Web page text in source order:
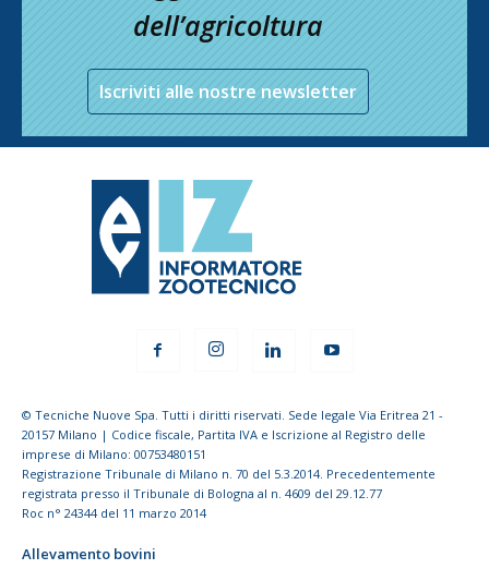
dell’agricoltura
Iscriviti alle nostre newsletter
© Tecniche Nuove Spa. Tutti i diritti riservati. Sede legale Via Eritrea 21 -
20157 Milano | Codice fiscale, Partita IVA e Iscrizione al Registro delle
imprese di Milano: 00753480151
Registrazione Tribunale di Milano n. 70 del 5.3.2014. Precedentemente
registrata presso il Tribunale di Bologna al n. 4609 del 29.12.77
Roc n° 24344 del 11 marzo 2014
Allevamento bovini